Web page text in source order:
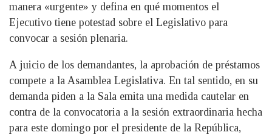
manera «urgente» y defina en qué momentos el
Ejecutivo tiene potestad sobre el Legislativo para
convocar a sesión plenaria.
A juicio de los demandantes, la aprobación de préstamos
compete a la Asamblea Legislativa. En tal sentido, en su
demanda piden a la Sala emita una medida cautelar en
contra de la convocatoria a la sesión extraordinaria hecha
para este domingo por el presidente de la República,